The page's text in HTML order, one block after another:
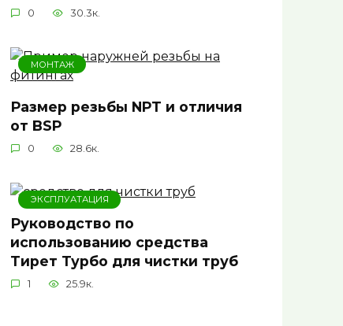
0 30.3к.
МОНТАЖ
Размер резьбы NPT и отличия
от BSP
0 28.6к.
ЭКСПЛУАТАЦИЯ
Руководство по
использованию средства
Тирет Турбо для чистки труб
1 25.9к.